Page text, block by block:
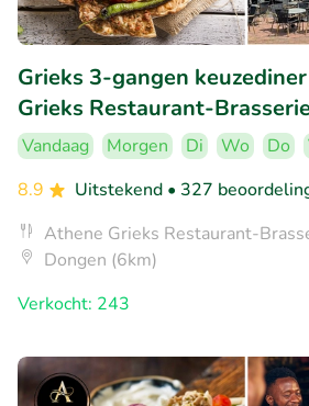
Grieks 3-gangen
Grieks Restaurant-
Vandaag Morgen Di Wo Do
8.9
Uitstekend • 327
Athene Grieks Restaurant-
Dongen (6km)
Verkocht: 243